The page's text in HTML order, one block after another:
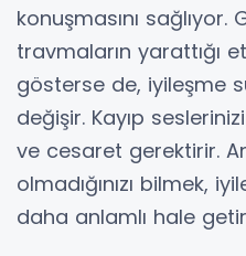
konuşmasını
travmaların yarattığı
gösterse de, iyileşme
değişir. Kayıp
ve cesaret gerektirir.
olmadığınızı bilmek,
daha anlamlı hale